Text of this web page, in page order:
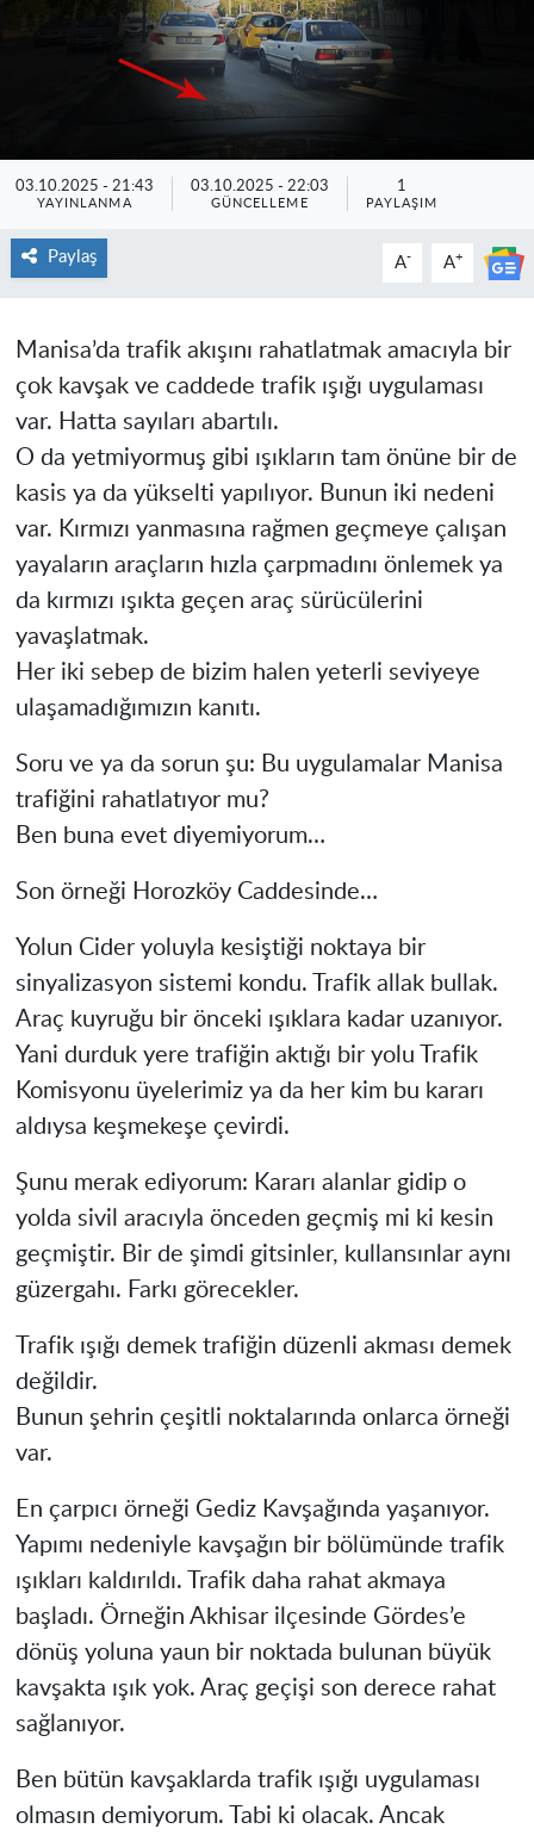
03.10.2025 - 21:43
YAYINLANMA
03.10.2025 - 22:03
GÜNCELLEME
1
PAYLAŞIM
Paylaş A- A+
Manisa’da trafik akışını rahatlatmak amacıyla bir
çok kavşak ve caddede trafik ışığı uygulaması
var. Hatta sayıları abartılı.
O da yetmiyormuş gibi ışıkların tam önüne bir de
kasis ya da yükselti yapılıyor. Bunun iki nedeni
var. Kırmızı yanmasına rağmen geçmeye çalışan
yayaların araçların hızla çarpmadını önlemek ya
da kırmızı ışıkta geçen araç sürücülerini
yavaşlatmak.
Her iki sebep de bizim halen yeterli seviyeye
ulaşamadığımızın kanıtı.
Soru ve ya da sorun şu: Bu uygulamalar Manisa
trafiğini rahatlatıyor mu?
Ben buna evet diyemiyorum…
Son örneği Horozköy Caddesinde…
Yolun Cider yoluyla kesiştiği noktaya bir
sinyalizasyon sistemi kondu. Trafik allak bullak.
Araç kuyruğu bir önceki ışıklara kadar uzanıyor.
Yani durduk yere trafiğin aktığı bir yolu Trafik
Komisyonu üyelerimiz ya da her kim bu kararı
aldıysa keşmekeşe çevirdi.
Şunu merak ediyorum: Kararı alanlar gidip o
yolda sivil aracıyla önceden geçmiş mi ki kesin
geçmiştir. Bir de şimdi gitsinler, kullansınlar aynı
güzergahı. Farkı görecekler.
Trafik ışığı demek trafiğin düzenli akması demek
değildir.
Bunun şehrin çeşitli noktalarında onlarca örneği
var.
En çarpıcı örneği Gediz Kavşağında yaşanıyor.
Yapımı nedeniyle kavşağın bir bölümünde trafik
ışıkları kaldırıldı. Trafik daha rahat akmaya
başladı. Örneğin Akhisar ilçesinde Gördes’e
dönüş yoluna yaun bir noktada bulunan büyük
kavşakta ışık yok. Araç geçişi son derece rahat
sağlanıyor.
Ben bütün kavşaklarda trafik ışığı uygulaması
olmasın demiyorum. Tabi ki olacak. Ancak